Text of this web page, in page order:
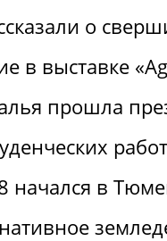
о
в выставке
прошла
начался в